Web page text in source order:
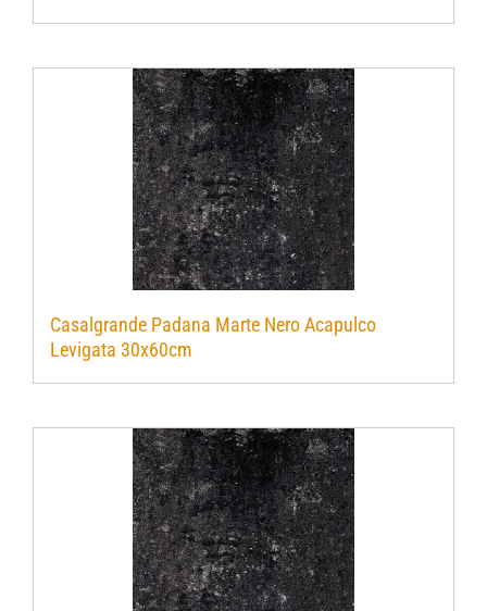
Casalgrande Padana Marte Nero Acapulco
Levigata 30x60cm